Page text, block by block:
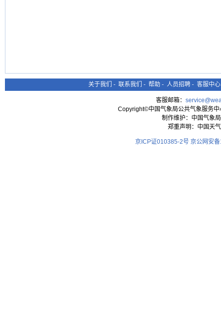
关于我们 - 联系我们 - 帮助 - 人员招聘 - 客服中心
客服邮箱：
Copyright©中国气象局公共气象服务
制作维护：中国气象
郑重声明：中国天
京ICP证010385-2号 京公网安